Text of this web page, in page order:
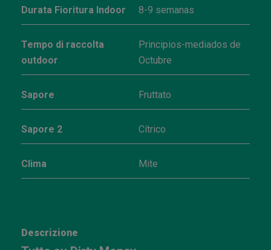
Durata Fioritura Indoor 8-9 semanas
Tempo di raccolta
outdoor
Principios-mediados de
Octubre
Sapore Fruttato
Sapore 2 Cítrico
Clima Mite
Descrizione